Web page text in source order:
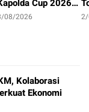
Cup 2026
Meriah,
08/2026
Kolaborasi
Ekonomi